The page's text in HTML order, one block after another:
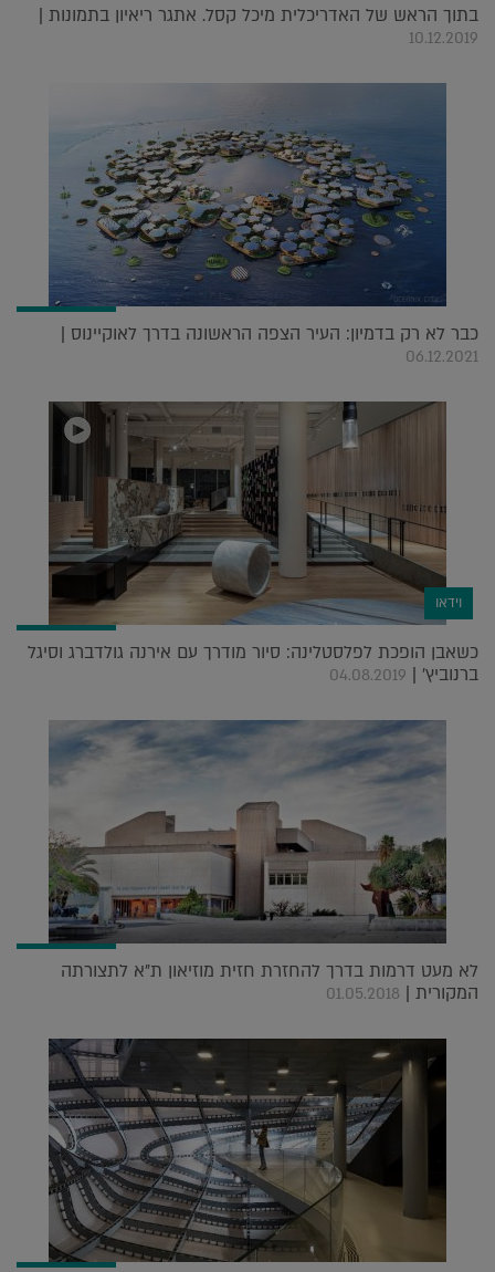
בתוך הראש של האדריכלית מיכל קסל. אתגר ריאיון בתמונות |
10.12.2019
כבר לא רק בדמיון: העיר הצפה הראשונה בדרך לאוקיינוס |
06.12.2021
וידאו
כשאבן הופכת לפלסטלינה: סיור מודרך עם אירנה גולדברג וסיגל
ברנוביץ' | 04.08.2019
לא מעט דרמות בדרך להחזרת חזית מוזיאון ת"א לתצורתה
המקורית | 01.05.2018